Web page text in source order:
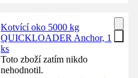
Kotvící oko 5000 kg
QUICKLOADER Anchor, 1
ks
Toto zboží zatím nikdo
nehodnotil.